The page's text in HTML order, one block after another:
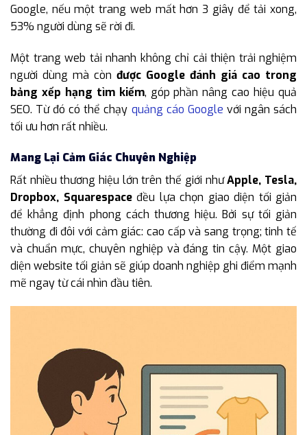
Google, nếu một trang web mất hơn 3 giây để tải xong,
53% người dùng sẽ rời đi.
Một trang web tải nhanh không chỉ cải thiện trải nghiệm
người dùng mà còn được Google đánh giá cao trong
bảng xếp hạng tìm kiếm, góp phần nâng cao hiệu quả
SEO. Từ đó có thể chạy quảng cáo Google với ngân sách
tối ưu hơn rất nhiều.
Mang Lại Cảm Giác Chuyên Nghiệp
Rất nhiều thương hiệu lớn trên thế giới nhưApple, Tesla,
Dropbox, Squarespaceđều lựa chọn giao diện tối giản
để khẳng định phong cách thương hiệu. Bởi sự tối giản
thường đi đôi với cảm giác: cao cấp và sang trọng; tinh tế
và chuẩn mực, chuyên nghiệp và đáng tin cậy. Một giao
diện website tối giản sẽ giúp doanh nghiệp ghi điểm mạnh
mẽ ngay từ cái nhìn đầu tiên.